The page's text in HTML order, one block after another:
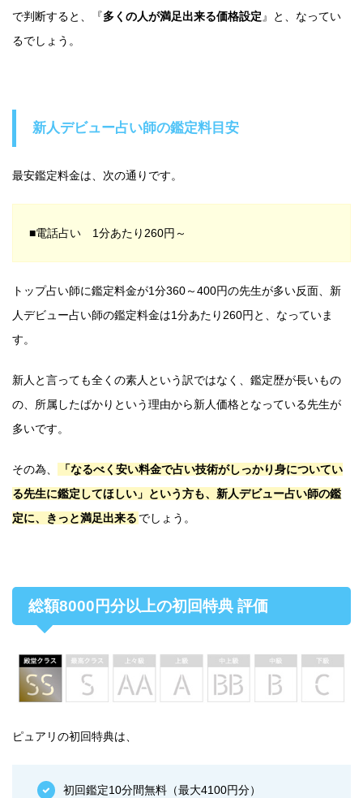
で判断すると、『多くの人が満足出来る価格設定 』と、なってい
るでしょう。
新人デビュー占い師の鑑定料目安
最安鑑定料金は、次の通りです。
■電話占い 1分あたり260円～
トップ占い師に鑑定料金が1分360～400円の先生が多い反面、新
人デビュー占い師の鑑定料金は1分あたり260円と、なっていま
す。
新人と言っても全くの素人という訳ではなく、鑑定歴が長いもの
の、所属したばかりという理由から新人価格となっている先生が
多いです。
その為、
「なるべく安い料金で占い技術がしっかり身についてい
る先生に鑑定してほしい」という方も、新人デビュー占い師の鑑
定に、きっと満足出来る でしょう。
総額8000円分以上の初回特典 評価
ピュアリの初回特典は、
初回鑑定10分間無料（最大4100円分）